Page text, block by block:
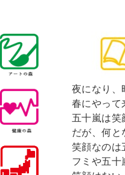
夜になり、
春にやって
五十嵐は笑
だが、何と
笑顔なのは
フミや五十